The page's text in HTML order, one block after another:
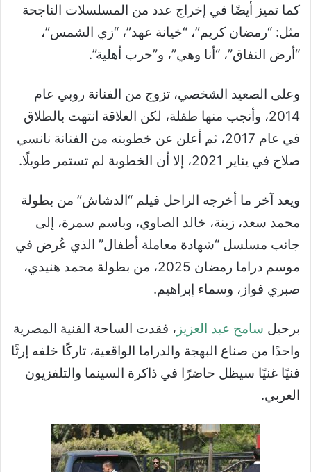
كما تميز أيضًا في إخراج عدد من المسلسلات الناجحة
مثل: “رمضان كريم”، “خيانة عهد”، “زي الشمس”،
“أرض النفاق”، “أنا وهي”، و”حرب أهلية”.
وعلى الصعيد الشخصي، تزوج من الفنانة روبي عام
2014، وأنجب منها طفلة، لكن العلاقة انتهت بالطلاق
في عام 2017، ثم أعلن عن خطوبته من الفنانة نانسي
صلاح في يناير 2021، إلا أن الخطوبة لم تستمر طويلًا.
ويعد آخر ما أخرجه الراحل فيلم “الدشاش” من بطولة
محمد سعد، زينة، خالد الصاوي، وباسم سمرة، إلى
جانب مسلسل “شهادة معاملة أطفال” الذي عُرض في
موسم دراما رمضان 2025، من بطولة محمد هنيدي،
صبري فواز، وسماء إبراهيم.
برحيل سامح عبد العزيز ، فقدت الساحة الفنية المصرية
واحدًا من صناع البهجة والدراما الواقعية، تاركًا خلفه إرثًا
فنيًا غنيًا سيظل حاضرًا في ذاكرة السينما والتلفزيون
العربي.